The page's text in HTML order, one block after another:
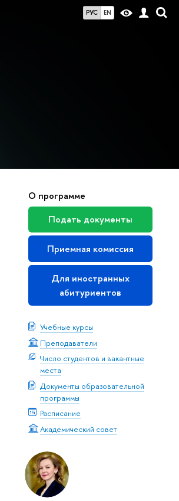
РУС EN
О программе
Подать документы
Приемная комиссия
Для иностранных
абитуриентов
Учебные курсы
Преподаватели
Число студентов и вакантные
места
Документы образовательной
программы
Расписание
Академический совет